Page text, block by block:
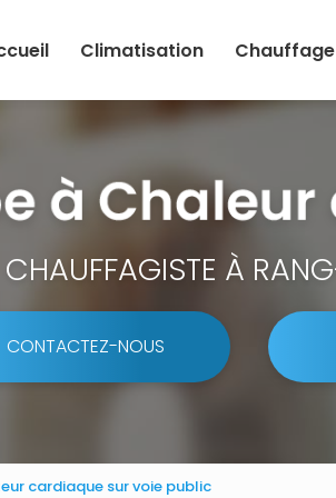
Climatisation Chauffage
CHAUFFAGISTE À
CONTACTEZ-NOUS
cardiaque sur voie public